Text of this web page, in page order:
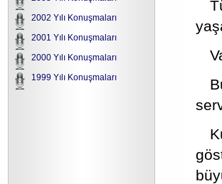
2002 Yılı Konuşmaları
2001 Yılı Konuşmaları
2000 Yılı Konuşmaları
1999 Yılı Konuşmaları